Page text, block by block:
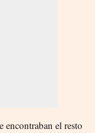
encontraban el resto